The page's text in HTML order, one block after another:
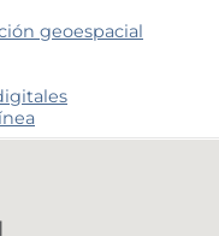
geoespacial